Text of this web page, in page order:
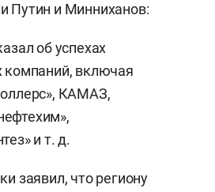
Путин и Минниханов:
об успехах
компаний, включая
КАМАЗ,
и т. д.
заявил, что региону